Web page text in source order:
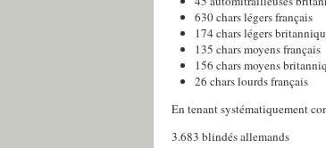
630 chars légers français
174 chars légers
135 chars moyens français
156 chars moyens
26 chars lourds français
En tenant systématiquement
3.683 blindés allemands